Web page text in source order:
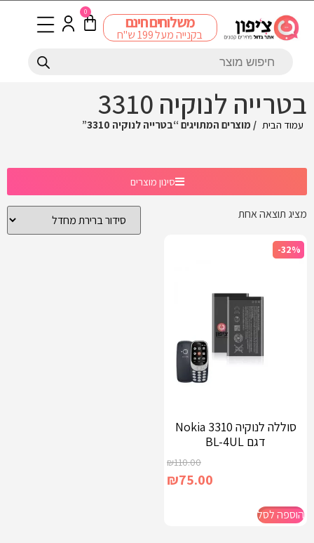
משלוחים חינם
בקנייה מעל 199 ש"ח
0
בטרייה לנוקיה 3310
עמוד הבית / מוצרים המתויגים “בטרייה לנוקיה 3310”
סינון מוצרים
מציג תוצאה אחת
-32%
סוללה לנוקיה 3310 Nokia
דגם BL-4UL
₪110.00
₪75.00
הוספה לסל